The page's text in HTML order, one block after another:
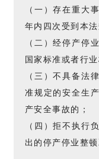
（一）存在重大
年内四次受到本
（二）经停产停
国家标准或者行
（三）不具备法
准规定的安全生
产安全事故的；
（四）拒不执行
出的停产停业整顿